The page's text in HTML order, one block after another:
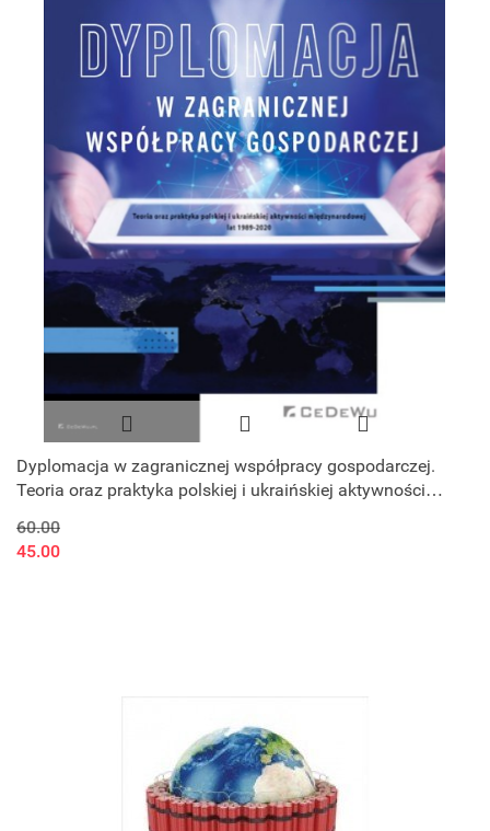
Dyplomacja w zagranicznej współpracy gospodarczej.
Teoria oraz praktyka polskiej i ukraińskiej aktywności
60.00
45.00